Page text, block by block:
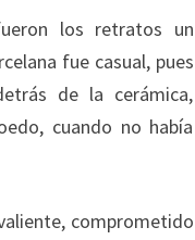
los retratos un
fue casual, pues
de la cerámica,
cuando no había
comprometido